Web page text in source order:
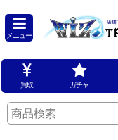
メニュー
買取 ガチャ